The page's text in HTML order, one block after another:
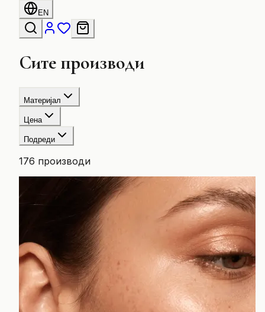
EN
Сите производи
Материјал
Цена
Подреди
176 производи